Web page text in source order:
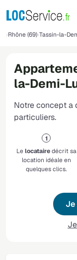
Rhône (69) Tassin-la-
la-Demi-
Notre concept a
particuliers.
Lelocatairedécrit sa
location idéale en
quelques clics.
Je